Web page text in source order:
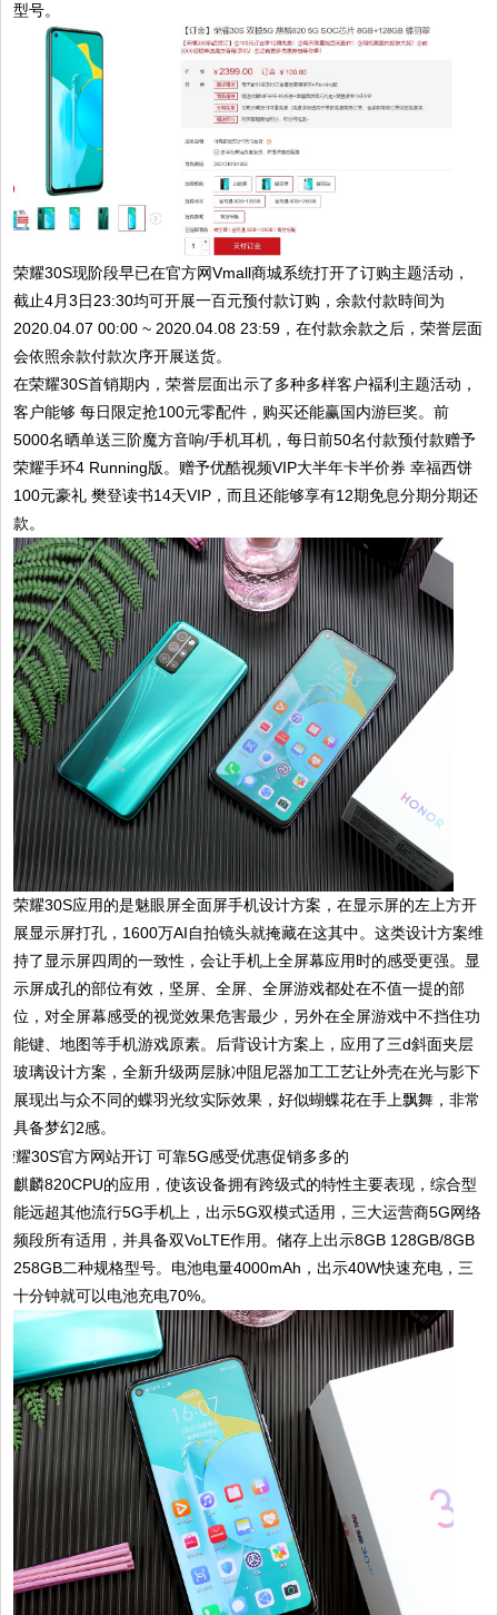
型号。
荣耀30S现阶段早已在官方网Vmall商城系统打开了订购主题活动，
截止4月3日23:30均可开展一百元预付款订购，余款付款時间为
2020.04.07 00:00 ~ 2020.04.08 23:59，在付款余款之后，荣誉层面
会依照余款付款次序开展送货。
在荣耀30S首销期内，荣誉层面出示了多种多样客户褔利主题活动，
客户能够 每日限定抢100元零配件，购买还能赢国内游巨奖。前
5000名晒单送三阶魔方音响/手机耳机，每日前50名付款预付款赠予
荣耀手环4 Running版。赠予优酷视频VIP大半年卡半价券 幸福西饼
100元豪礼 樊登读书14天VIP，而且还能够享有12期免息分期分期还
款。
荣耀30S应用的是魅眼屏全面屏手机设计方案，在显示屏的左上方开
展显示屏打孔，1600万AI自拍镜头就掩藏在这其中。这类设计方案维
持了显示屏四周的一致性，会让手机上全屏幕应用时的感受更强。显
示屏成孔的部位有效，坚屏、全屏、全屏游戏都处在不值一提的部
位，对全屏幕感受的视觉效果危害最少，另外在全屏游戏中不挡住功
能键、地图等手机游戏原素。后背设计方案上，应用了三d斜面夹层
玻璃设计方案，全新升级两层脉冲阻尼器加工工艺让外壳在光与影下
展现出与众不同的蝶羽光纹实际效果，好似蝴蝶花在手上飘舞，非常
具备梦幻2感。
麒麟820CPU的应用，使该设备拥有跨级式的特性主要表现，综合型
能远超其他流行5G手机上，出示5G双模式适用，三大运营商5G网络
频段所有适用，并具备双VoLTE作用。储存上出示8GB 128GB/8GB
258GB二种规格型号。电池电量4000mAh，出示40W快速充电，三
十分钟就可以电池充电70%。